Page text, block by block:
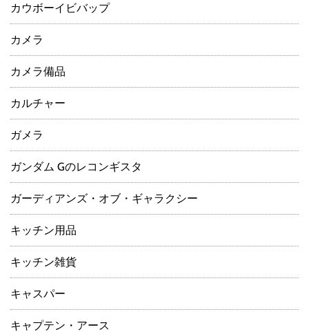
カウボーイビバップ
カメラ
カメラ備品
カルチャー
ガメラ
ガンダム Gのレコンギスタ
ガーディアンズ・オブ・ギャラクシー
キッチン用品
キッチン雑貨
キャスパー
キャプテン・アース